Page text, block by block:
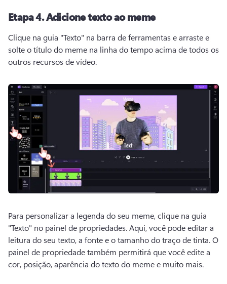
Etapa 4.Adicione texto ao meme
Clique na guia "Texto" na barra de ferramentas e arraste e
solte o título do meme na linha do tempo acima de todos os
outros recursos de vídeo.
Para personalizar a legenda do seu meme, clique na guia
"Texto" no painel de propriedades. Aqui, você pode editar a
leitura do seu texto, a fonte e o tamanho do traço de tinta. O
painel de propriedade também permitirá que você edite a
cor, posição, aparência do texto do meme e muito mais.